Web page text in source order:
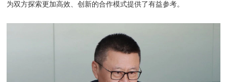
为双方探索更加高效、创新的合作模式提供了有益参考。